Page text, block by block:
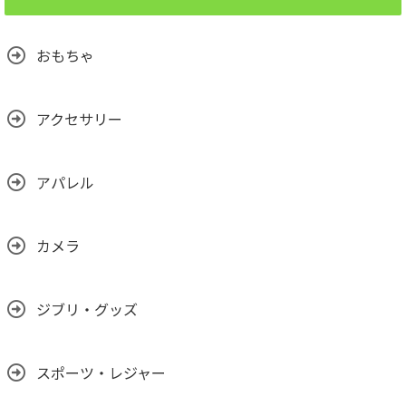
おもちゃ
アクセサリー
アパレル
カメラ
ジブリ・グッズ
スポーツ・レジャー